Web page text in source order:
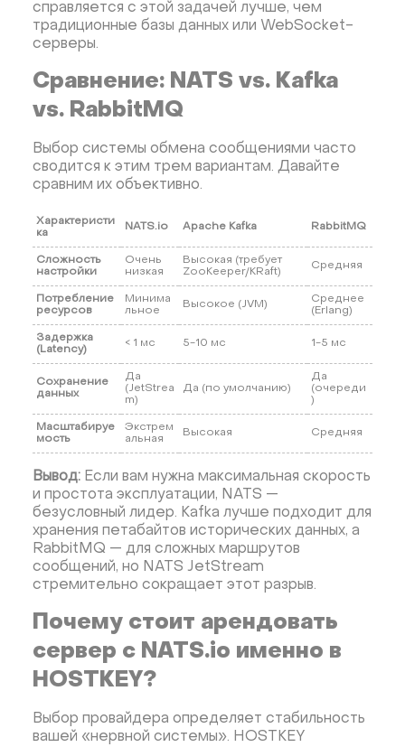
справляется с этой задачей лучше, чем
традиционные базы данных или WebSocket-
серверы.
Сравнение: NATS vs. Kafka
vs. RabbitMQ
Выбор системы обмена сообщениями часто
сводится к этим трем вариантам. Давайте
сравним их объективно.
Характеристи
ка
NATS.io Apache Kafka RabbitMQ
Сложность
настройки
Очень
низкая
Высокая (требует
ZooKeeper/KRaft)
Средняя
Потребление
ресурсов
Минима
льное
Высокое (JVM)
Среднее
(Erlang)
Задержка
(Latency)
< 1 мс 5-10 мс 1-5 мс
Сохранение
данных
Да
(JetStrea
m)
Да (по умолчанию)
Да
(очереди
)
Масштабируе
мость
Экстрем
альная
Высокая Средняя
Вывод: Если вам нужна максимальная скорость
и простота эксплуатации, NATS —
безусловный лидер. Kafka лучше подходит для
хранения петабайтов исторических данных, а
RabbitMQ — для сложных маршрутов
сообщений, но NATS JetStream
стремительно сокращает этот разрыв.
Почему стоит арендовать
сервер с NATS.io именно в
HOSTKEY?
Выбор провайдера определяет стабильность
вашей «нервной системы». HOSTKEY